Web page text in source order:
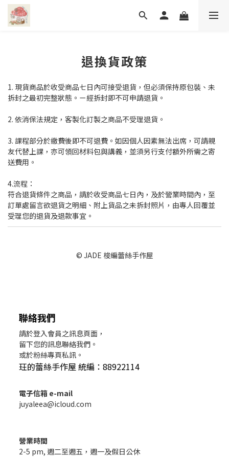
退換貨政策
1. 現貨商品於收受商品七日內可接受退貨，但必須保持原包裝、未
拆封之最初完整狀態。ㄧ經拆封即不可申請退貨。
2. 依消保法規定，客製化訂製之商品不受理退貨。
3. 課程部分於繳費後即不可退費。如因個人因素無法出席，可請親
友代替上課，亦可領回材料包與講義，並須另行支付額外所需之寄
送費用。
4.流程：
符合退貨條件之商品，請於收受商品七日內，及於營業時間內，至
訂單處留言欲退貨之明細、附上貨品之未拆封照片，由專人回覆並
受理您的退貨及退款事宜。
© JADE 梭編蕾絲手作屋
聯絡我們
請於登入會員之訊息頁面，
留下您的訊息聯絡我們。
或於粉絲專頁私訊。
玨的蕾絲手作屋 統編：88922114
電子信箱 e-mail
juyaleea@icloud.com
營業時間
2-5 pm, 週二至週五，週一及假日公休